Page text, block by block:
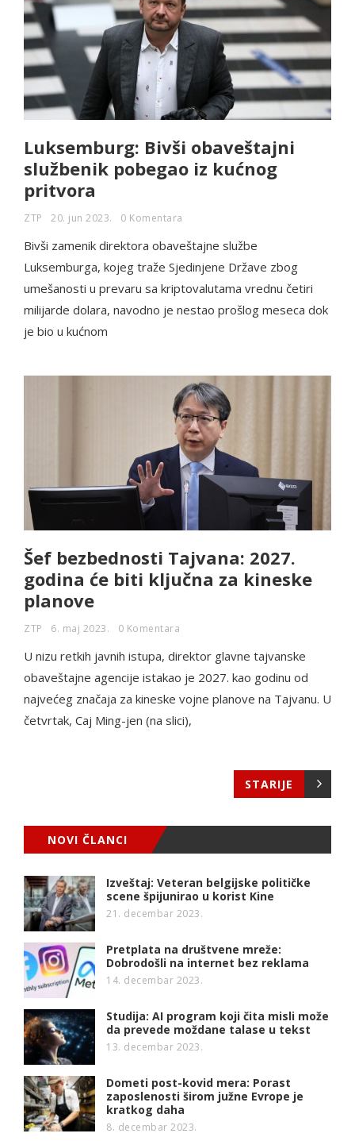
Luksemburg: Bivši obaveštajni
službenik pobegao iz kućnog
pritvora
ZTP 20. jun 2023. 0 Komentara
Bivši zamenik direktora obaveštajne službe
Luksemburga, kojeg traže Sjedinjene Države zbog
umešanosti u prevaru sa kriptovalutama vrednu četiri
milijarde dolara, navodno je nestao prošlog meseca dok
je bio u kućnom
Šef bezbednosti Tajvana: 2027.
godina će biti ključna za kineske
planove
ZTP 6. maj 2023. 0 Komentara
U nizu retkih javnih istupa, direktor glavne tajvanske
obaveštajne agencije istakao je 2027. kao godinu od
najvećeg značaja za kineske vojne planove na Tajvanu. U
četvrtak, Caj Ming-jen (na slici),
STARIJE
NOVI ČLANCI
Izveštaj: Veteran belgijske političke
scene špijunirao u korist Kine
21. decembar 2023.
Pretplata na društvene mreže:
Dobrodošli na internet bez reklama
14. decembar 2023.
Studija: AI program koji čita misli može
da prevede moždane talase u tekst
13. decembar 2023.
Dometi post-kovid mera: Porast
zaposlenosti širom južne Evrope je
kratkog daha
8. decembar 2023.